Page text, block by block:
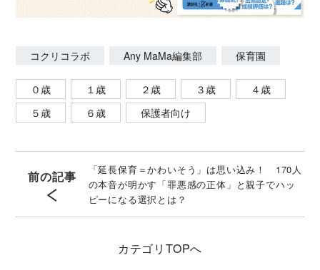
コクリコラボ Any MaMa編集部 保育園
０歳 １歳 ２歳 ３歳
４歳
５歳
６歳 保護者向け
前の記事
「延長保育＝かわいそう」は思い込み！ 170人
の本音が明かす「罪悪感の正体」と親子でハッ
ピーになる選択とは？
カテゴリ TOPへ